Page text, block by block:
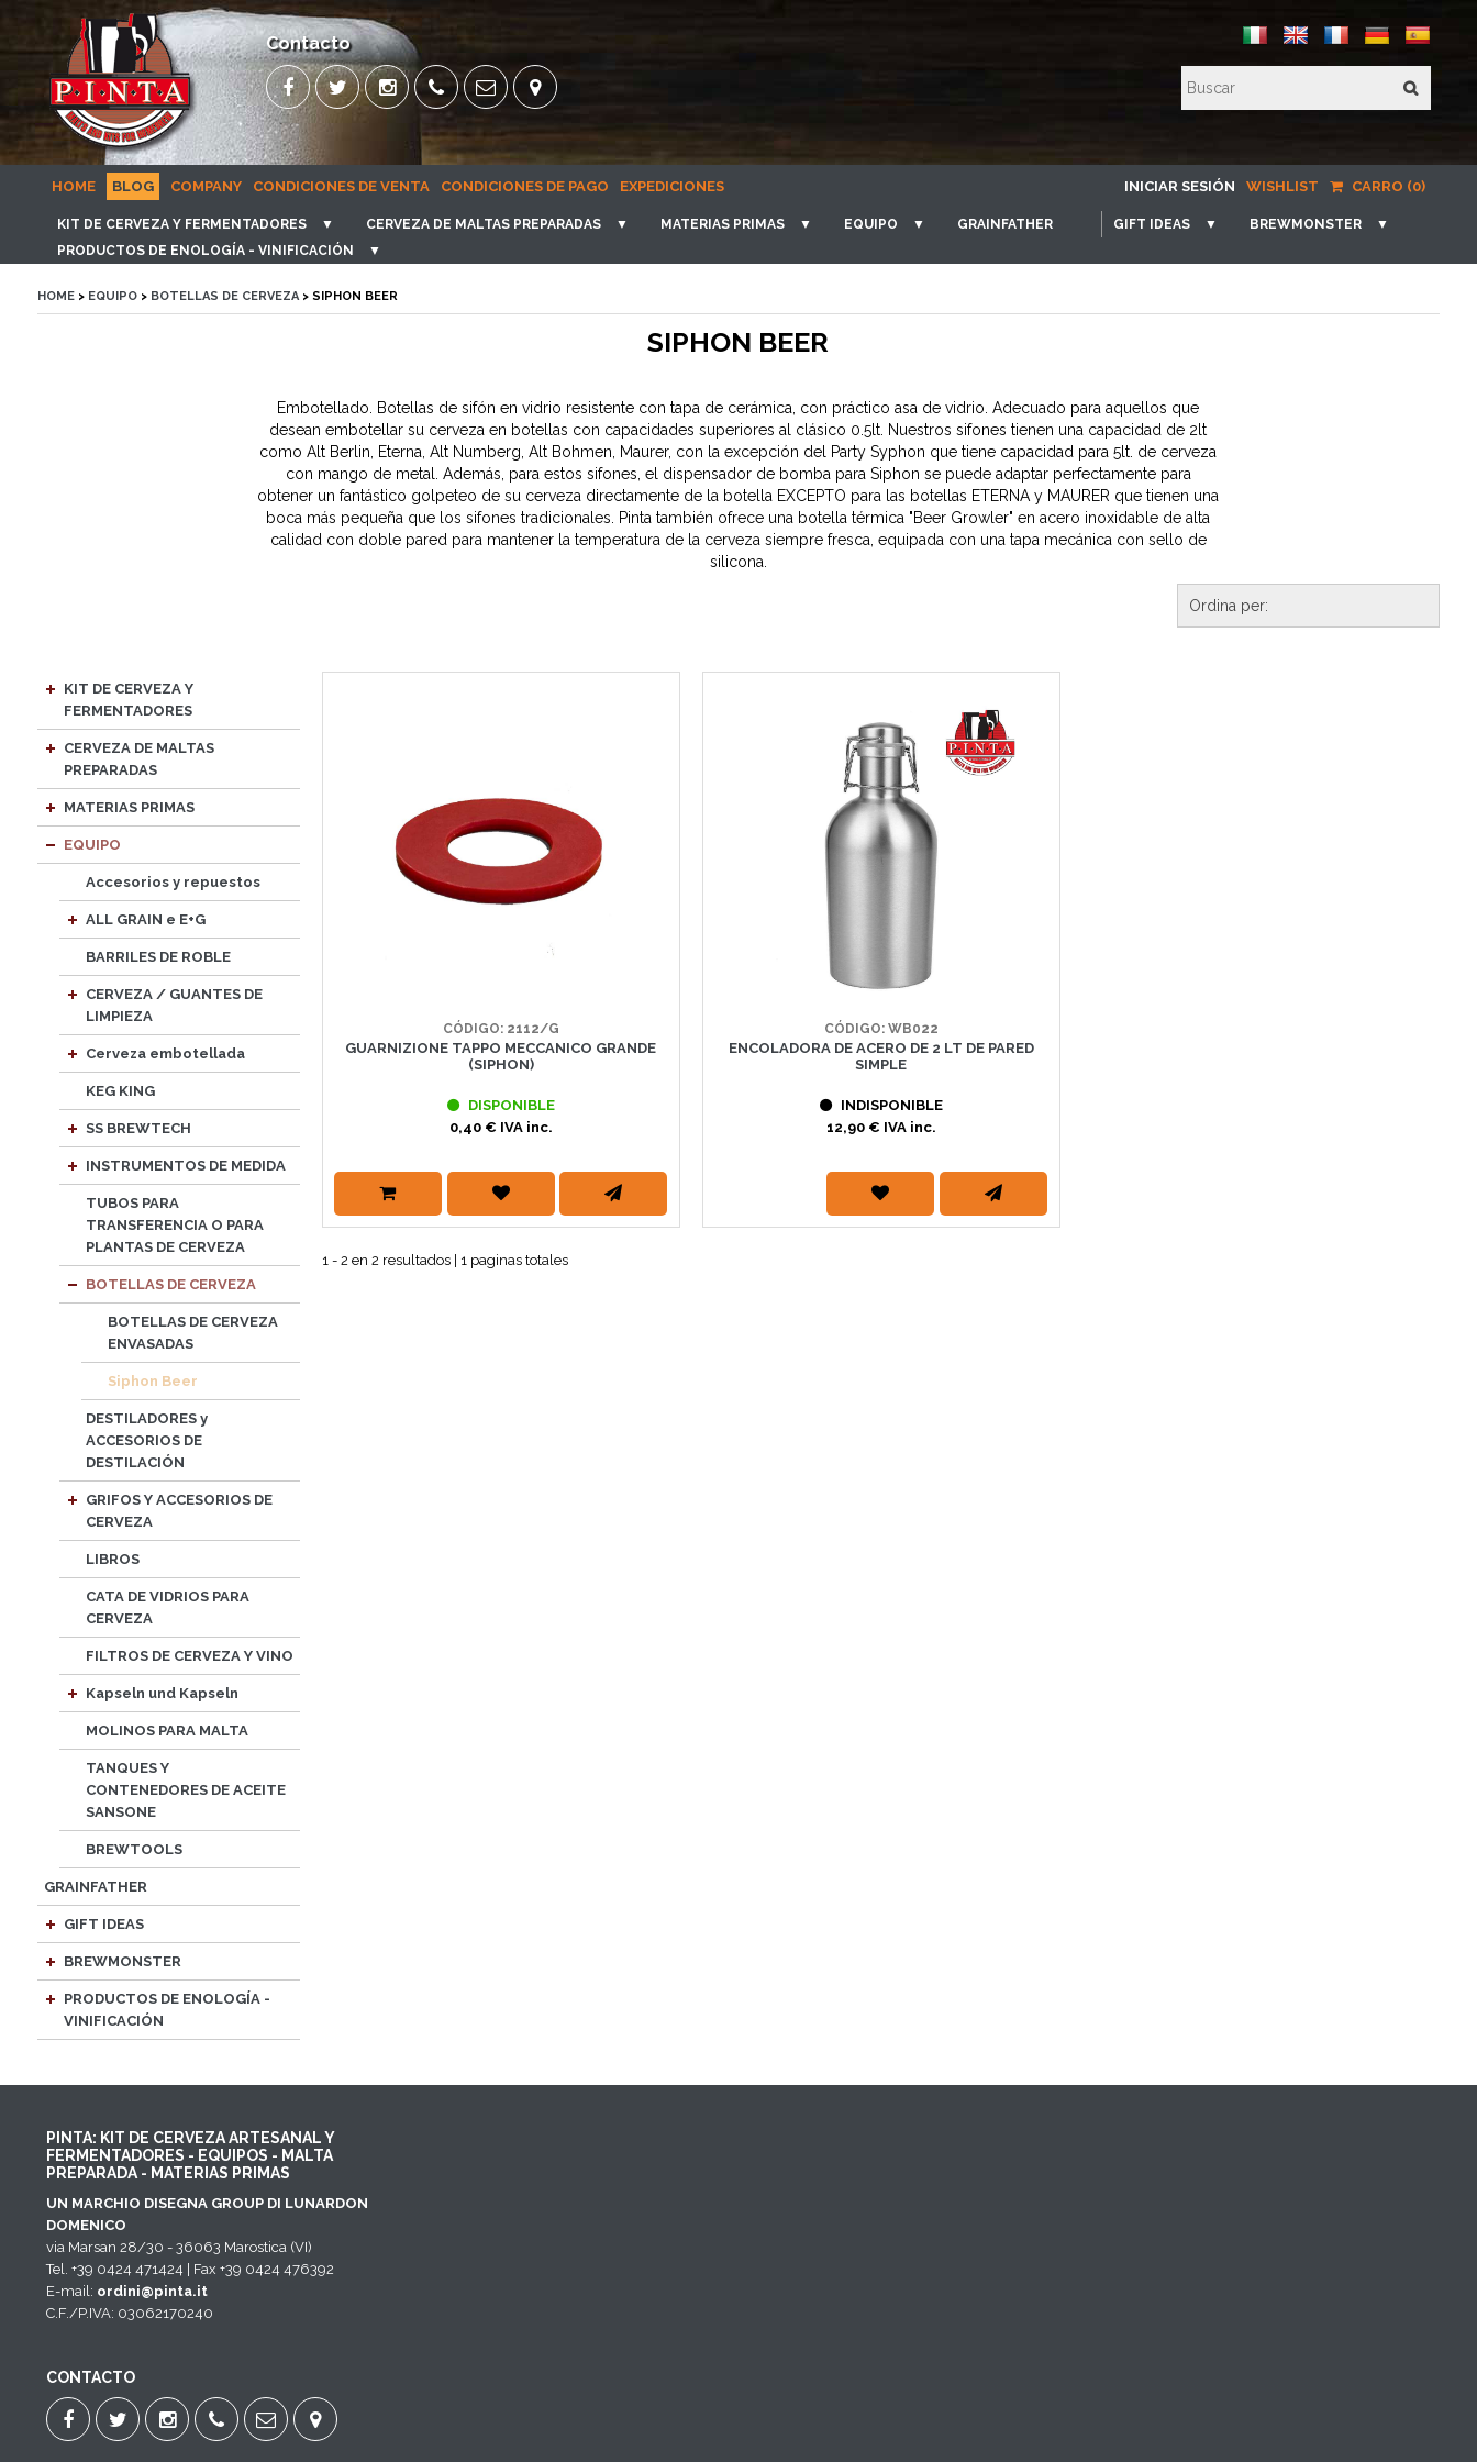
Contacto
HOME BLOG COMPANY CONDICIONES DE VENTA CONDICIONES DE PAGO EXPEDICIONES INICIAR SESIÓN WISHLIST CARRO (0)
KIT DE CERVEZA Y FERMENTADORES ▼ CERVEZA DE MALTAS PREPARADAS ▼ MATERIAS PRIMAS ▼ EQUIPO ▼ GRAINFATHER GIFT IDEAS ▼ BREWMONSTER
▼
PRODUCTOS DE ENOLOGÍA - VINIFICACIÓN
▼
HOME> EQUIPO> BOTELLAS DE CERVEZA> SIPHON BEER
SIPHON BEER
Embotellado. Botellas de sifón en vidrio resistente con tapa de cerámica, con práctico asa de vidrio. Adecuado para aquellos que
desean embotellar su cerveza en botellas con capacidades superiores al clásico 0.5lt. Nuestros sifones tienen una capacidad de 2lt
como Alt Berlin, Eterna, Alt Numberg, Alt Bohmen, Maurer, con la excepción del Party Syphon que tiene capacidad para 5lt. de cerveza
con mango de metal. Además, para estos sifones, el dispensador de bomba para Siphon se puede adaptar perfectamente para
obtener un fantástico golpeteo de su cerveza directamente de la botella EXCEPTO para las botellas ETERNA y MAURER que tienen una
boca más pequeña que los sifones tradicionales. Pinta también ofrece una botella térmica "Beer Growler" en acero inoxidable de alta
calidad con doble pared para mantener la temperatura de la cerveza siempre fresca, equipada con una tapa mecánica con sello de
silicona.
KIT DE CERVEZA Y
FERMENTADORES
CERVEZA DE MALTAS
PREPARADAS
MATERIAS PRIMAS
EQUIPO
Accesorios y repuestos
ALL GRAIN e E+G
BARRILES DE ROBLE
CERVEZA / GUANTES DE
LIMPIEZA
Cerveza embotellada
KEG KING
SS BREWTECH
INSTRUMENTOS DE MEDIDA
TUBOS PARA
TRANSFERENCIA O PARA
PLANTAS DE CERVEZA
BOTELLAS DE CERVEZA
BOTELLAS DE CERVEZA
ENVASADAS
Siphon Beer
DESTILADORES y
ACCESORIOS DE
DESTILACIÓN
GRIFOS Y ACCESORIOS DE
CERVEZA
LIBROS
CATA DE VIDRIOS PARA
CERVEZA
FILTROS DE CERVEZA Y VINO
Kapseln und Kapseln
MOLINOS PARA MALTA
TANQUES Y
CONTENEDORES DE ACEITE
SANSONE
BREWTOOLS
GRAINFATHER
GIFT IDEAS
BREWMONSTER
PRODUCTOS DE ENOLOGÍA -
VINIFICACIÓN
CÓDIGO: 2112/G
GUARNIZIONE TAPPO MECCANICO GRANDE
(SIPHON)
DISPONIBLE
0,40 € IVA inc.
CÓDIGO: WB022
ENCOLADORA DE ACERO DE 2 LT DE PARED
SIMPLE
INDISPONIBLE
12,90 € IVA inc.
1 - 2 en 2 resultados | 1 paginas totales
PINTA: KIT DE CERVEZA ARTESANAL Y
FERMENTADORES - EQUIPOS - MALTA
PREPARADA - MATERIAS PRIMAS
UN MARCHIO DISEGNA GROUP DI LUNARDON
DOMENICO
via Marsan 28/30 - 36063 Marostica (VI)
Tel. +39 0424 471424 | Fax +39 0424 476392
E-mail: ordini@pinta.it
C.F./P.IVA: 03062170240
CONTACTO